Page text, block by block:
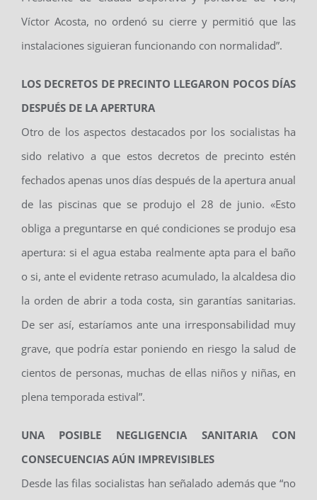
Víctor Acosta, no ordenó su cierre y permitió que las
instalaciones siguieran funcionando con normalidad”.
LOS DECRETOS DE PRECINTO LLEGARON POCOS DÍAS
DESPUÉS DE LA APERTURA
Otro de los aspectos destacados por los socialistas ha
sido relativo a que estos decretos de precinto estén
fechados apenas unos días después de la apertura anual
de las piscinas que se produjo el 28 de junio. «Esto
obliga a preguntarse en qué condiciones se produjo esa
apertura: si el agua estaba realmente apta para el baño
o si, ante el evidente retraso acumulado, la alcaldesa dio
la orden de abrir a toda costa, sin garantías sanitarias.
De ser así, estaríamos ante una irresponsabilidad muy
grave, que podría estar poniendo en riesgo la salud de
cientos de personas, muchas de ellas niños y niñas, en
plena temporada estival”.
UNA POSIBLE NEGLIGENCIA SANITARIA CON
CONSECUENCIAS AÚN IMPREVISIBLES
Desde las filas socialistas han señalado además que “no